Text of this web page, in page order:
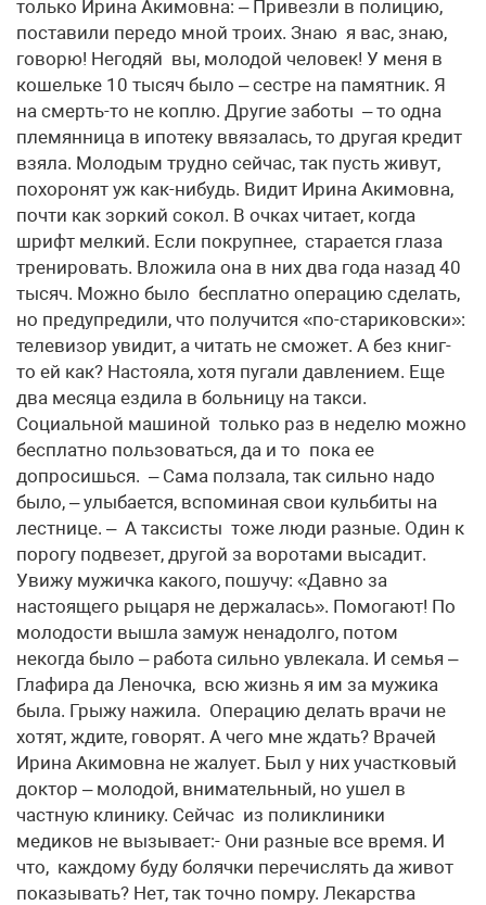
только Ирина Акимовна: – Привезли в полицию,
поставили передо мной троих. Знаю я вас, знаю,
говорю! Негодяй вы, молодой человек! У меня в
кошельке 10 тысяч было – сестре на памятник. Я
на смерть-то не коплю. Другие заботы – то одна
племянница в ипотеку ввязалась, то другая кредит
взяла. Молодым трудно сейчас, так пусть живут,
похоронят уж как-нибудь. Видит Ирина Акимовна,
почти как зоркий сокол. В очках читает, когда
шрифт мелкий. Если покрупнее, старается глаза
тренировать. Вложила она в них два года назад 40
тысяч. Можно было бесплатно операцию сделать,
но предупредили, что получится «по-стариковски»:
телевизор увидит, а читать не сможет. А без книг-
то ей как? Настояла, хотя пугали давлением. Еще
два месяца ездила в больницу на такси.
Социальной машиной только раз в неделю можно
бесплатно пользоваться, да и то пока ее
допросишься. – Сама ползала, так сильно надо
было, – улыбается, вспоминая свои кульбиты на
лестнице. – А таксисты тоже люди разные. Один к
порогу подвезет, другой за воротами высадит.
Увижу мужичка какого, пошучу: «Давно за
настоящего рыцаря не держалась». Помогают! По
молодости вышла замуж ненадолго, потом
некогда было – работа сильно увлекала. И семья –
Глафира да Леночка, всю жизнь я им за мужика
была. Грыжу нажила. Операцию делать врачи не
хотят, ждите, говорят. А чего мне ждать? Врачей
Ирина Акимовна не жалует. Был у них участковый
доктор – молодой, внимательный, но ушел в
частную клинику. Сейчас из поликлиники
медиков не вызывает:- Они разные все время. И
что, каждому буду болячки перечислять да живот
показывать? Нет, так точно помру. Лекарства